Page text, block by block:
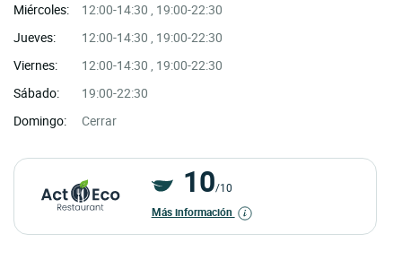
Miércoles:
12:00-14:30 , 19:00-22:30
Jueves:
12:00-14:30 , 19:00-22:30
Viernes:
12:00-14:30 , 19:00-22:30
Sábado:
19:00-22:30
Domingo:
Cerrar
10/10
Más información